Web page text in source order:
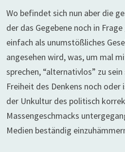
Wo befindet sich nun aber die
der das Gegebene noch in
einfach als unumstößliches
angesehen wird, was, um mal
sprechen, “alternativlos” zu
Freiheit des Denkens noch oder
der Unkultur des politisch
Massengeschmacks
Medien beständig